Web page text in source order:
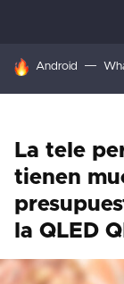
HOY SE
Android
La tele
tienen
la QLED